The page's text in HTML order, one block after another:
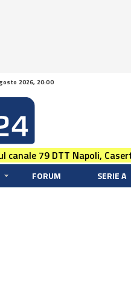
2026, 20:00
canale 79 DTT Napoli,
FORUM SERIE A